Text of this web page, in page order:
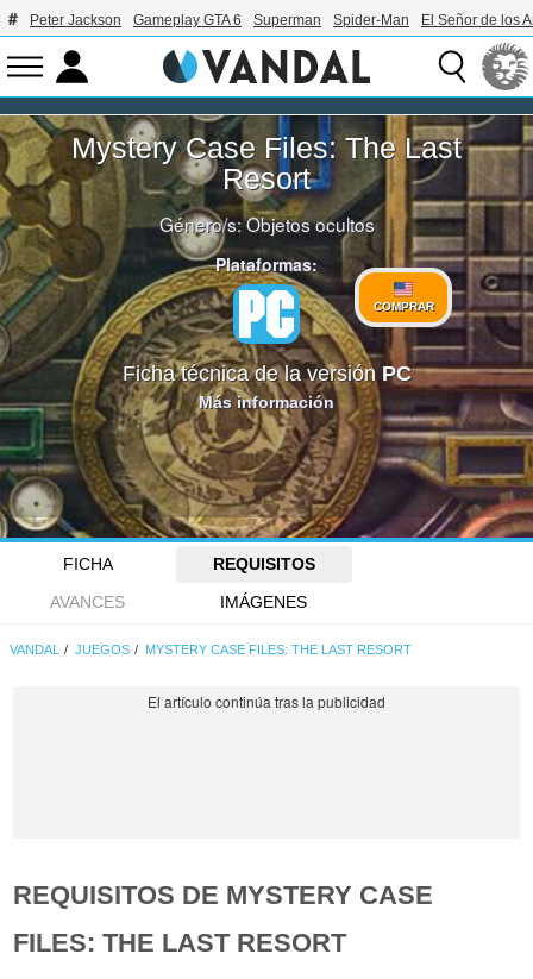
Peter Jackson Gameplay GTA 6 Superman Spider-Man El Señor de los
Mystery Case Files: The Last
Resort
Género/s:Objetos ocultos
Plataformas:
COMPRAR
Ficha técnica de la versiónPC
Más información
FICHA
REQUISITOS
AVANCES
IMÁGENES
VANDAL JUEGOS MYSTERY CASE FILES: THE LAST RESORT
REQUISITOS DE MYSTERY CASE
FILES: THE LAST RESORT